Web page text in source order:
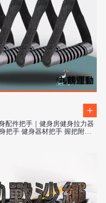
配件把手｜健身房健身拉力器
把手 健身器材把手 握把附件